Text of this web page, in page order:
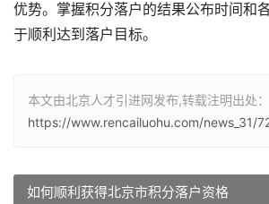
优势。掌握积分落户的结果公布时间和
于顺利达到落户目标。
本文由北京人才引进网发布,转载注明出处：
https://www.rencailuohu.com/news_31/
如何顺利获得北京市积分落户资格